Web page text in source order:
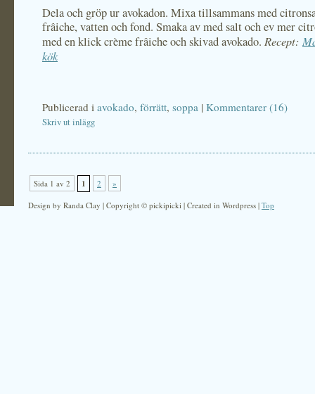
Dela och gröp ur avokadon. Mixa tillsammans med
frâiche, vatten och fond. Smaka av med salt och ev mer
med en klick crème frâiche och skivad avokado. Recept:
kök
Publicerad i avokado, förrätt, soppa | Kommentarer (16)
Skriv ut inlägg
Sida 1 av 2 1 2 »
Design by Randa Clay | Copyright © pickipicki | Created in Wordpress | Top